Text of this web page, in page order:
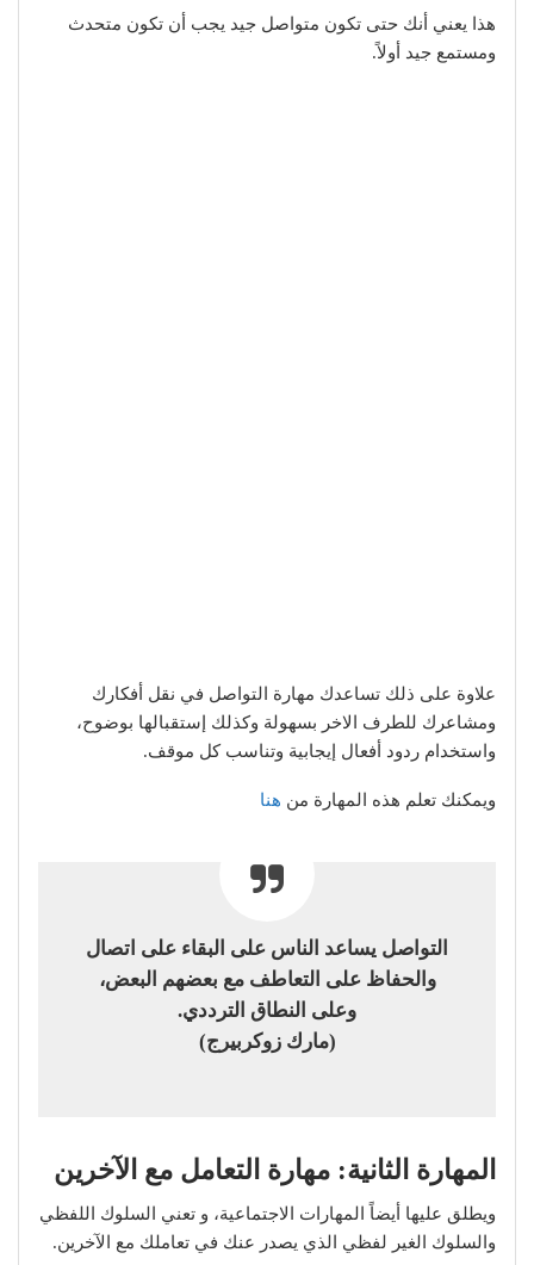
هذا يعني أنك حتى تكون متواصل جيد يجب أن تكون متحدث
ومستمع جيد أولاً.
علاوة على ذلك تساعدك مهارة التواصل في نقل أفكارك
ومشاعرك للطرف الاخر بسهولة وكذلك إستقبالها بوضوح،
واستخدام ردود أفعال إيجابية وتناسب كل موقف.
ويمكنك تعلم هذه المهارة من هنا
التواصل يساعد الناس على البقاء على اتصال
والحفاظ على التعاطف مع بعضهم البعض،
وعلى النطاق الترددي.
(مارك زوكربيرج)
المهارة الثانية: مهارة التعامل مع الآخرين
ويطلق عليها أيضاً المهارات الاجتماعية، و تعني السلوك اللفظي
والسلوك الغير لفظي الذي يصدر عنك في تعاملك مع الآخرين.